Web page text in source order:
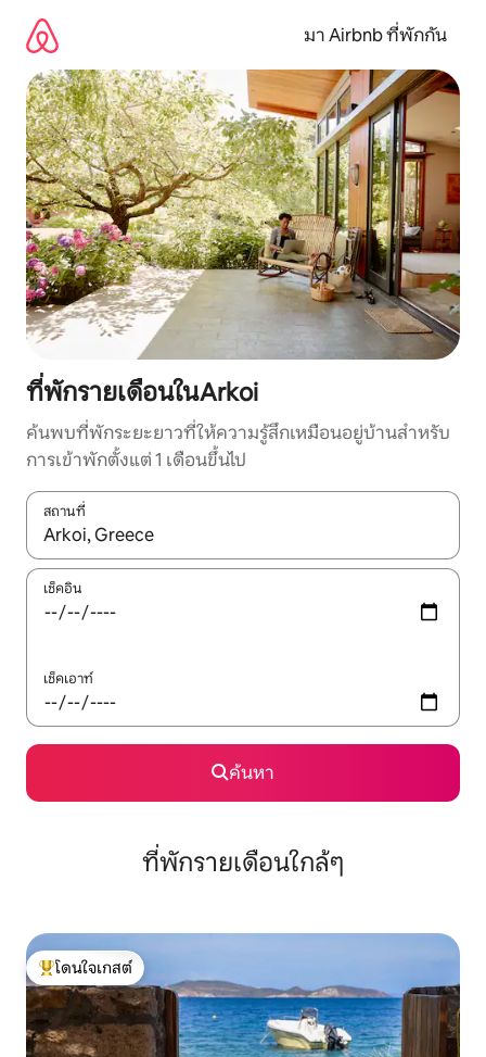
เนื้อหา
มา Airbnb ที่พักกัน
ที่พักรายเดือนในArkoi
ค้นพบที่พักระยะยาวที่ให้ความรู้สึกเหมือนอยู่บ้านสำหรับ
การเข้าพักตั้งแต่ 1 เดือนขึ้นไป
สถานที่
ใช้ลูกศรขึ้นลง หรือใช้การสัมผัสหรือปัด เพื่อสำรวจผลการค้นหา
เช็คอิน
เช็คเอาท์
ค้นหา
ที่พักรายเดือนใกล้ๆ
โดนใจเกสต์ที่สุด
โดนใจเกสต์